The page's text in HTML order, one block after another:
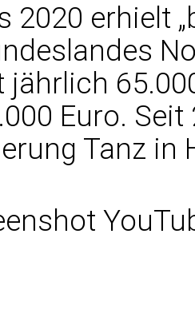
2020 erhielt
jährlich
Euro.
Tanz in